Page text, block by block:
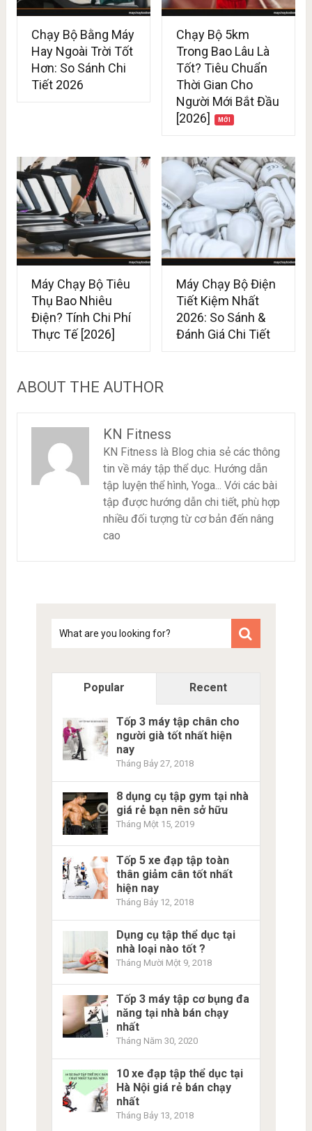
Chạy Bộ Bằng Máy
Hay Ngoài Trời Tốt
Hơn: So Sánh Chi
Tiết 2026
Chạy Bộ 5km
Trong Bao Lâu Là
Tốt? Tiêu Chuẩn
Thời Gian Cho
Người Mới Bắt Đầu
[2026]
Máy Chạy Bộ Tiêu
Thụ Bao Nhiêu
Điện? Tính Chi Phí
Thực Tế [2026]
Máy Chạy Bộ Điện
Tiết Kiệm Nhất
2026: So Sánh &
Đánh Giá Chi Tiết
ABOUT THE AUTHOR
KN Fitness
KN Fitness là Blog chia sẻ các thông
tin về máy tập thể dục. Hướng dẫn
tập luyện thể hình, Yoga... Với các bài
tập được hướng dẫn chi tiết, phù hợp
nhiều đối tượng từ cơ bản đến nâng
cao
kiem
Popular Recent
Tốp 3 máy tập chân cho
người già tốt nhất hiện
nay
Tháng Bảy 27, 2018
8 dụng cụ tập gym tại nhà
giá rẻ bạn nên sở hữu
Tháng Một 15, 2019
Tốp 5 xe đạp tập toàn
thân giảm cân tốt nhất
hiện nay
Tháng Bảy 12, 2018
Dụng cụ tập thể dục tại
nhà loại nào tốt ?
Tháng Mười Một 9, 2018
Tốp 3 máy tập cơ bụng đa
năng tại nhà bán chạy
nhất
Tháng Năm 30, 2020
10 xe đạp tập thể dục tại
Hà Nội giá rẻ bán chạy
nhất
Tháng Bảy 13, 2018